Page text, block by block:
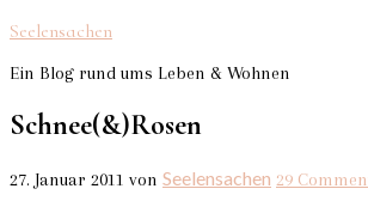
Seelensachen
Ein Blog rund ums Leben & Wohnen
Schnee(&)Rosen
27. Januar 2011 von Seelensachen 29